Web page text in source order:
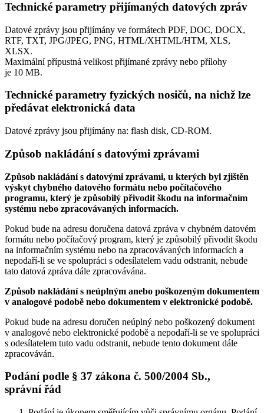
Technické parametry přijímaných datových zpráv
Datové zprávy jsou přijímány ve formátech PDF, DOC, DOCX,
RTF, TXT, JPG/JPEG, PNG, HTML/XHTML/HTM, XLS,
XLSX.
Maximální přípustná velikost přijímané zprávy nebo přílohy
je 10 MB.
Technické parametry fyzických nosičů, na nichž lze
předávat elektronická data
Datové zprávy jsou přijímány na: flash disk, CD-ROM.
Způsob nakládání s datovými zprávami
Způsob nakládání s datovými zprávami, u kterých byl zjištěn
výskyt chybného datového formátu nebo počítačového
programu, který je způsobilý přivodit škodu na informačním
systému nebo zpracovávaných informacích.
Pokud bude na adresu doručena datová zpráva v chybném datovém
formátu nebo počítačový program, který je způsobilý přivodit škodu
na informačním systému nebo na zpracovávaných informacích a
nepodaří-li se ve spolupráci s odesílatelem vadu odstranit, nebude
tato datová zpráva dále zpracovávána.
Způsob nakládání s neúplným anebo poškozeným dokumentem
v analogové podobě nebo dokumentem v elektronické podobě.
Pokud bude na adresu doručen neúplný nebo poškozený dokument
v analogové nebo elektronické podobě a nepodaří-li se ve spolupráci
s odesílatelem tuto vadu odstranit, nebude tento dokument dále
zpracováván.
Podání podle § 37 zákona č. 500/2004 Sb.,
správní řád